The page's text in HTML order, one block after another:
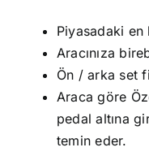
Piyasadaki
Aracınıza
Ön / arka set
Araca göre
pedal altına
temin eder.